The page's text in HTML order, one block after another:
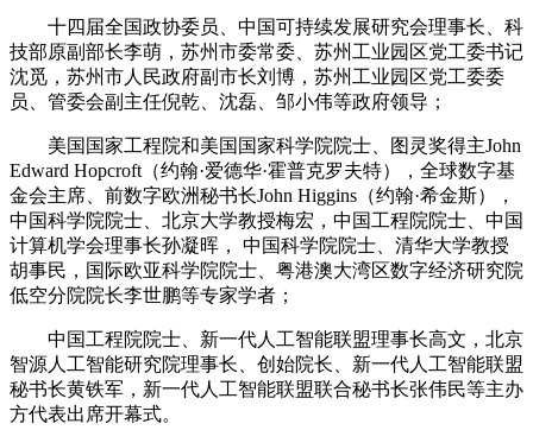
十四届全国政协委员、中国可持续发展研究会理事长、科
技部原副部长李萌，苏州市委常委、苏州工业园区党工委书记
沈觅，苏州市人民政府副市长刘博，苏州工业园区党工委委
员、管委会副主任倪乾、沈磊、邹小伟等政府领导；
美国国家工程院和美国国家科学院院士、图灵奖得主John
Edward Hopcroft（约翰·爱德华·霍普克罗夫特），全球数字基
金会主席、前数字欧洲秘书长John Higgins（约翰·希金斯），
中国科学院院士、北京大学教授梅宏，中国工程院院士、中国
计算机学会理事长孙凝晖， 中国科学院院士、清华大学教授
胡事民，国际欧亚科学院院士、粤港澳大湾区数字经济研究院
低空分院院长李世鹏等专家学者；
中国工程院院士、新一代人工智能联盟理事长高文，北京
智源人工智能研究院理事长、创始院长、新一代人工智能联盟
秘书长黄铁军，新一代人工智能联盟联合秘书长张伟民等主办
方代表出席开幕式。